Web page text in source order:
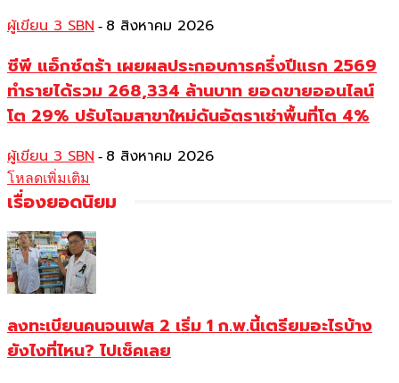
ผู้เขียน 3 SBN - 8 สิงหาคม 2026
ซีพี แอ็กซ์ตร้า เผยผลประกอบการครึ่งปีแรก 2569
ทำรายได้รวม 268,334 ล้านบาท ยอดขายออนไลน์
โต 29% ปรับโฉมสาขาใหม่ดันอัตราเช่าพื้นที่โต 4%
ผู้เขียน 3 SBN - 8 สิงหาคม 2026
โหลดเพิ่มเติม
เรื่องยอดนิยม
ลงทะเบียนคนจนเฟส 2 เริ่ม 1 ก.พ.นี้เตรียมอะไรบ้าง
ยังไงที่ไหน? ไปเช็คเลย